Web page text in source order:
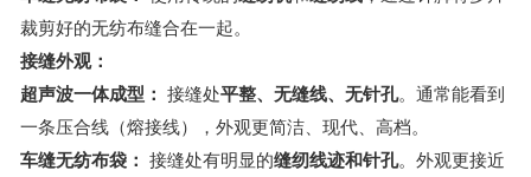
裁剪好的无纺布缝合在一起。
接缝外观：
超声波一体成型： 接缝处平整、无缝线、无针孔。通常能看到
一条压合线（熔接线），外观更简洁、现代、高档。
车缝无纺布袋： 接缝处有明显的缝纫线迹和针孔。外观更接近